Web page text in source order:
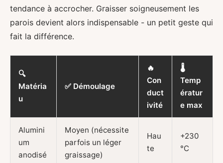
tendance à accrocher. Graisser soigneusement les
parois devient alors indispensable - un petit geste qui
fait la différence.
🔍
Matéria
u
✅ Démoulage
🔥
Con
duct
ivité
🌡️
Temp
ératur
e max
Alumini
um
anodisé
Moyen (nécessite
parfois un léger
graissage)
Hau
te
+230
°C